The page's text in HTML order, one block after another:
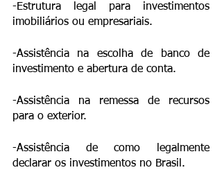
-Estrutura legal para investimentos
imobiliários ou empresariais.
-Assistência na escolha de banco de
investimento e abertura de conta.
-Assistência na remessa de recursos
para o exterior.
-Assistência de como legalmente
declarar os investimentos no Brasil.